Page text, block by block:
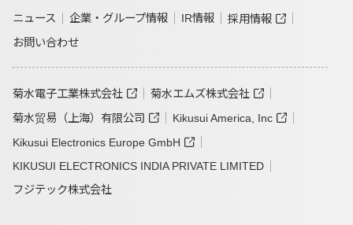
ニュース 企業・グループ情報 IR情報
採用情報
お問い合わせ
菊水電子工業株式会社
菊水エムズ株式会社
菊水贸易（上海）有限公司
Kikusui America, Inc
Kikusui Electronics Europe GmbH
KIKUSUI ELECTRONICS INDIA PRIVATE LIMITED
フジテック株式会社